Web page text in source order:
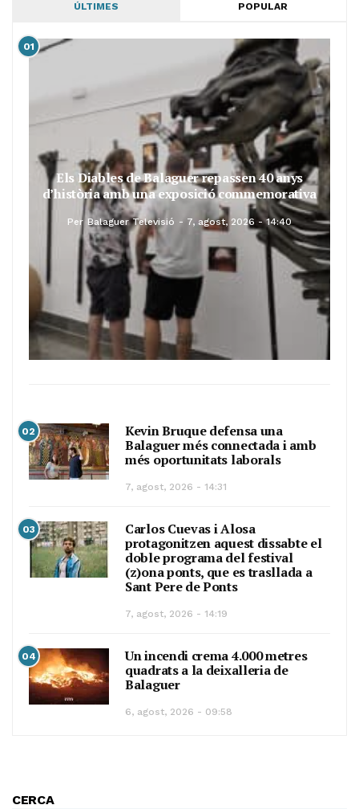
ÚLTIMES POPULAR
01
Els Diables de Balaguer repassen 40 anys
d’història amb una exposició commemorativa
Per Balaguer Televisió 7, agost, 2026 - 14:40
02
Kevin Bruque defensa una
Balaguer més connectada i amb
més oportunitats laborals
7, agost, 2026 - 14:31
03
Carlos Cuevas i Alosa
protagonitzen aquest dissabte el
doble programa del festival
(z)ona ponts, que es trasllada a
Sant Pere de Ponts
7, agost, 2026 - 14:19
04
Un incendi crema 4.000 metres
quadrats a la deixalleria de
Balaguer
6, agost, 2026 - 09:58
CERCA